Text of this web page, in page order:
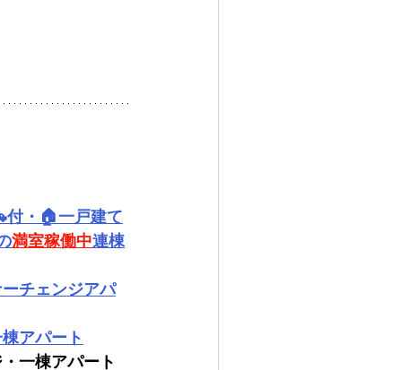
付・🏠一戸建て
満室稼働中連棟
チェンジアパ
アパート
一棟アパート